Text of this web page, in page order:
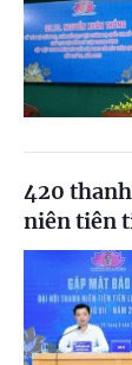
420
niên tiên